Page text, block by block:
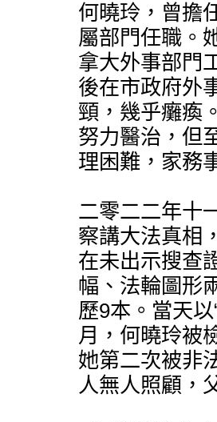
何曉玲，曾擔
屬部門任職。
拿大外事部門
後在市政府外
頸，幾乎癱瘓
努力醫治，但
理困難，家務
二零二二年十
察講大法真相
在未出示搜查
幅、法輪圖形
歷9本。當天
月，何曉玲被
她第二次被非
人無人照顧，